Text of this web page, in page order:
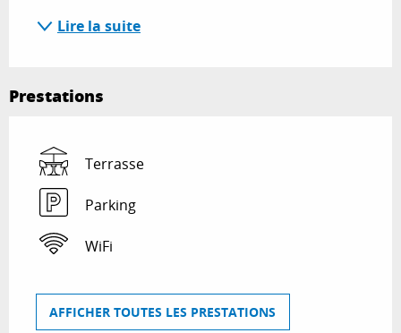
Lire la suite
Prestations
Terrasse
Parking
WiFi
AFFICHER TOUTES LES PRESTATIONS